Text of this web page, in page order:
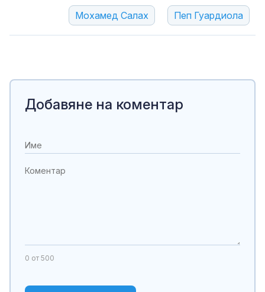
Мохамед Салах Пеп Гуардиола
Добавяне на коментар
0 от 500